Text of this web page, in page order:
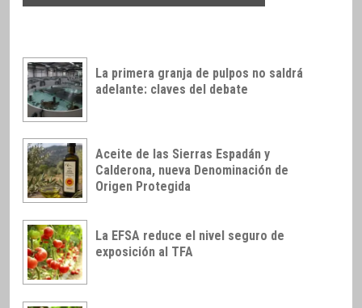
La primera granja de pulpos no saldrá
adelante: claves del debate
Aceite de las Sierras Espadán y
Calderona, nueva Denominación de
Origen Protegida
La EFSA reduce el nivel seguro de
exposición al TFA